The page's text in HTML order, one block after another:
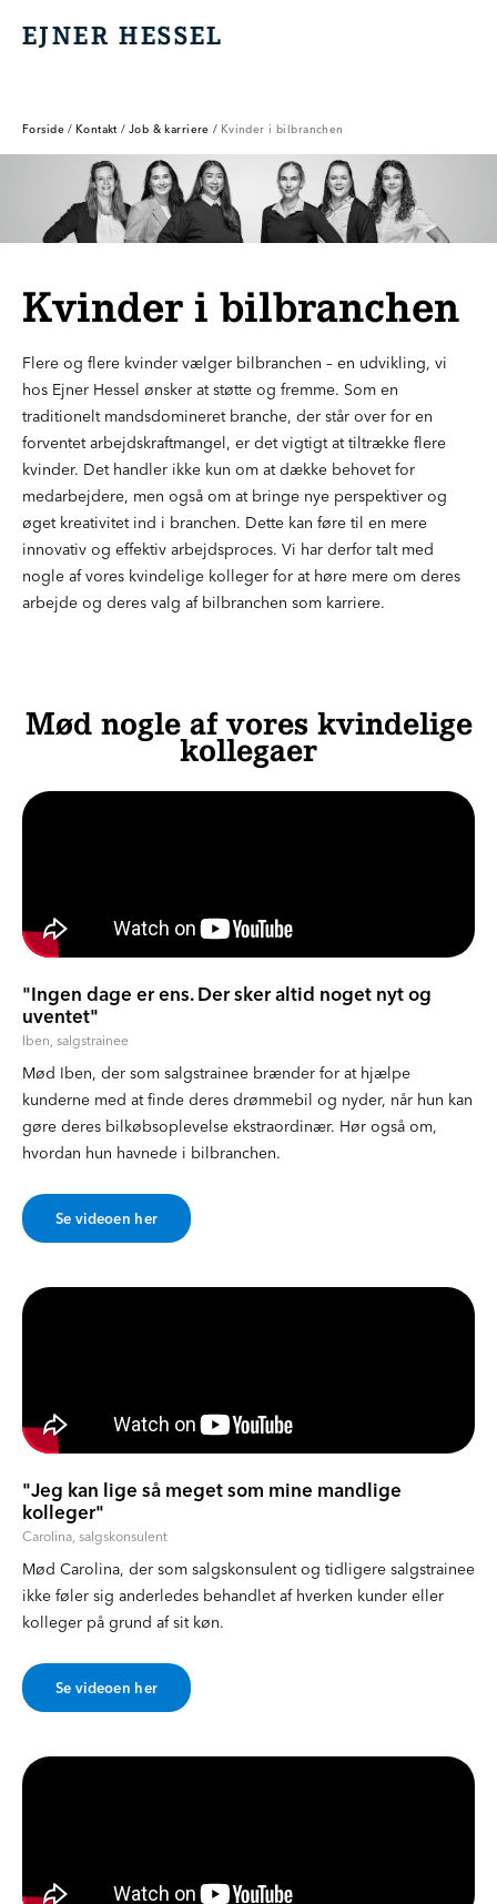
EJNER HESSEL
EJNER HESSEL
Forside / Kontakt / Job & karriere / Kvinder i bilbranchen
Kvinder i bilbranchen
Flere og flere kvinder vælger bilbranchen – en udvikling, vi
hos Ejner Hessel ønsker at støtte og fremme. Som en
traditionelt mandsdomineret branche, der står over for en
forventet arbejdskraftmangel, er det vigtigt at tiltrække flere
kvinder. Det handler ikke kun om at dække behovet for
medarbejdere, men også om at bringe nye perspektiver og
øget kreativitet ind i branchen. Dette kan føre til en mere
innovativ og effektiv arbejdsproces. Vi har derfor talt med
nogle af vores kvindelige kolleger for at høre mere om deres
arbejde og deres valg af bilbranchen som karriere.
Mød nogle af vores kvindelige
kollegaer
"Ingen dage er ens. Der sker altid noget nyt og
uventet"
Iben, salgstrainee
Mød Iben, der som salgstrainee brænder for at hjælpe
kunderne med at finde deres drømmebil og nyder, når hun kan
gøre deres bilkøbsoplevelse ekstraordinær. Hør også om,
hvordan hun havnede i bilbranchen.
Se videoen her
"Jeg kan lige så meget som mine mandlige
kolleger"
Carolina, salgskonsulent
Mød Carolina, der som salgskonsulent og tidligere salgstrainee
ikke føler sig anderledes behandlet af hverken kunder eller
kolleger på grund af sit køn.
Se videoen her